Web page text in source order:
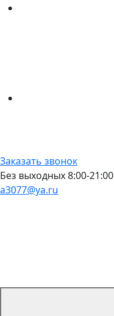
Заказать звонок
Без выходных 8:00-21:00
a3077@ya.ru